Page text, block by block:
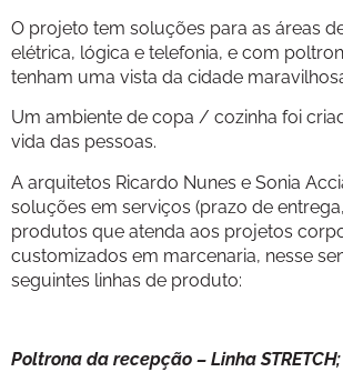
O projeto tem soluções para as áreas
elétrica, lógica e telefonia, e com
tenham uma vista da cidade
Um ambiente de copa / cozinha foi
vida das pessoas.
A arquitetos Ricardo Nunes e Sonia
soluções em serviços (prazo de
produtos que atenda aos projetos
customizados em marcenaria, nesse
seguintes linhas de produto:
Poltrona da recepção – Linha STRETCH;